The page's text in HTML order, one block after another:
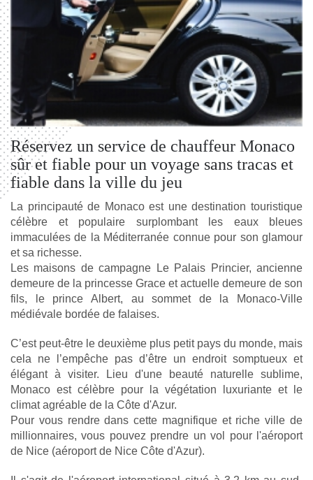
Réservez un service de chauffeur Monaco
sûr et fiable pour un voyage sans tracas et
fiable dans la ville du jeu
La principauté de Monaco est une destination touristique
célèbre et populaire surplombant les eaux bleues
immaculées de la Méditerranée connue pour son glamour
et sa richesse.
Les maisons de campagne Le Palais Princier, ancienne
demeure de la princesse Grace et actuelle demeure de son
fils, le prince Albert, au sommet de la Monaco-Ville
médiévale bordée de falaises.
C’est peut-être le deuxième plus petit pays du monde, mais
cela ne l’empêche pas d’être un endroit somptueux et
élégant à visiter. Lieu d'une beauté naturelle sublime,
Monaco est célèbre pour la végétation luxuriante et le
climat agréable de la Côte d'Azur.
Pour vous rendre dans cette magnifique et riche ville de
millionnaires, vous pouvez prendre un vol pour l'aéroport
de Nice (aéroport de Nice Côte d'Azur).